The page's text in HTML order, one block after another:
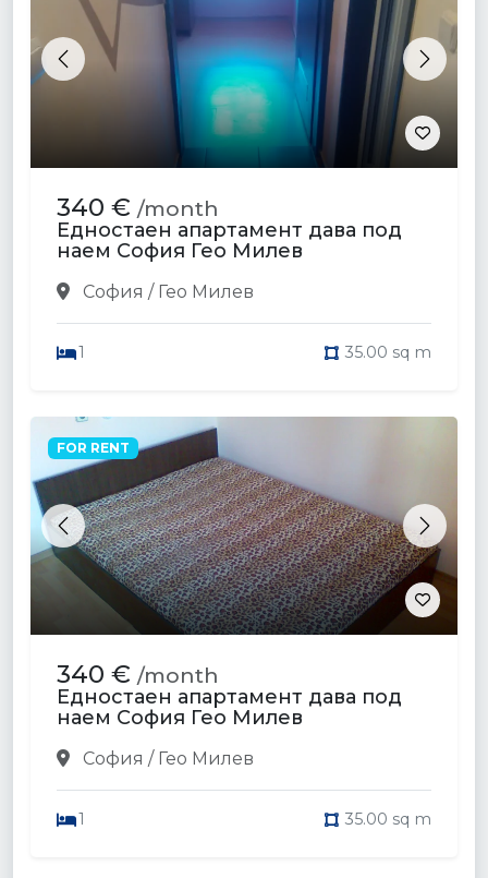
Previous Next
340 € /month
Едностаен апартамент дава под
наем София Гео Милев
София / Гео Милев
1 35.00 sq m
Previous Next
FOR RENT
340 € /month
Едностаен апартамент дава под
наем София Гео Милев
София / Гео Милев
1 35.00 sq m